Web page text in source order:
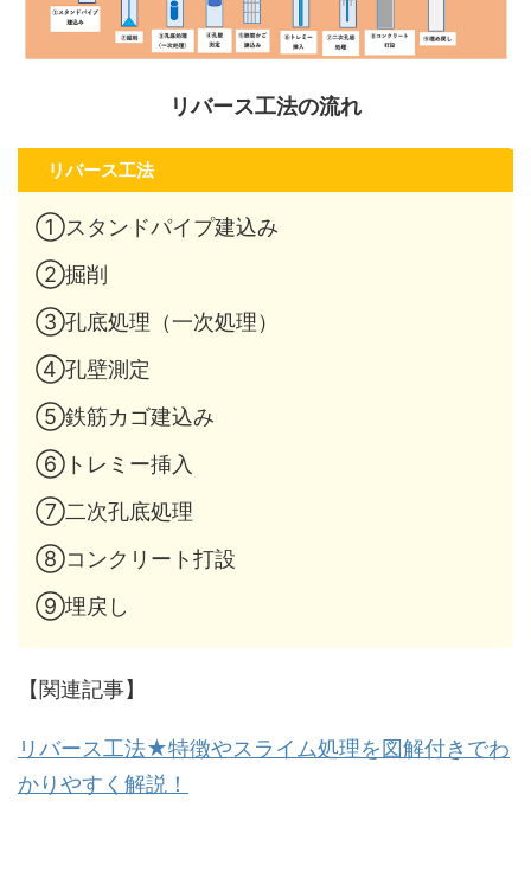
リバース工法の流れ
リバース工法
①スタンドパイプ建込み
②掘削
③孔底処理（一次処理）
④孔壁測定
⑤鉄筋カゴ建込み
⑥トレミー挿入
⑦二次孔底処理
⑧コンクリート打設
⑨埋戻し
【関連記事】
リバース工法★特徴やスライム処理を図解付きでわ
かりやすく解説！